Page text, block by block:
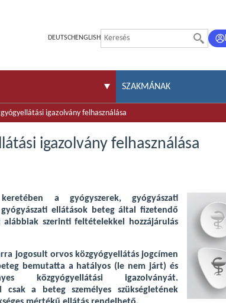
DEUTSCH ENGLISH
SZAKMÁNAK
igazolvány felhasználása
igazolvány felhasználása
keretében a gyógyszerek, gyógyászati
gyógyászati ellátások beteg által fizetendő
szerinti feltételekkel hozzájárulás
jogosult orvos közgyógyellátás jogcímen
bemutatta a hatályos (le nem járt) és
közgyógyellátási igazolványát.
csak a beteg személyes szükségletének